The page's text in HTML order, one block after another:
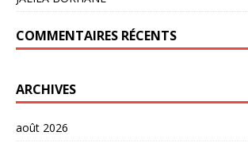
COMMENTAIRES RÉCENTS
ARCHIVES
août 2026